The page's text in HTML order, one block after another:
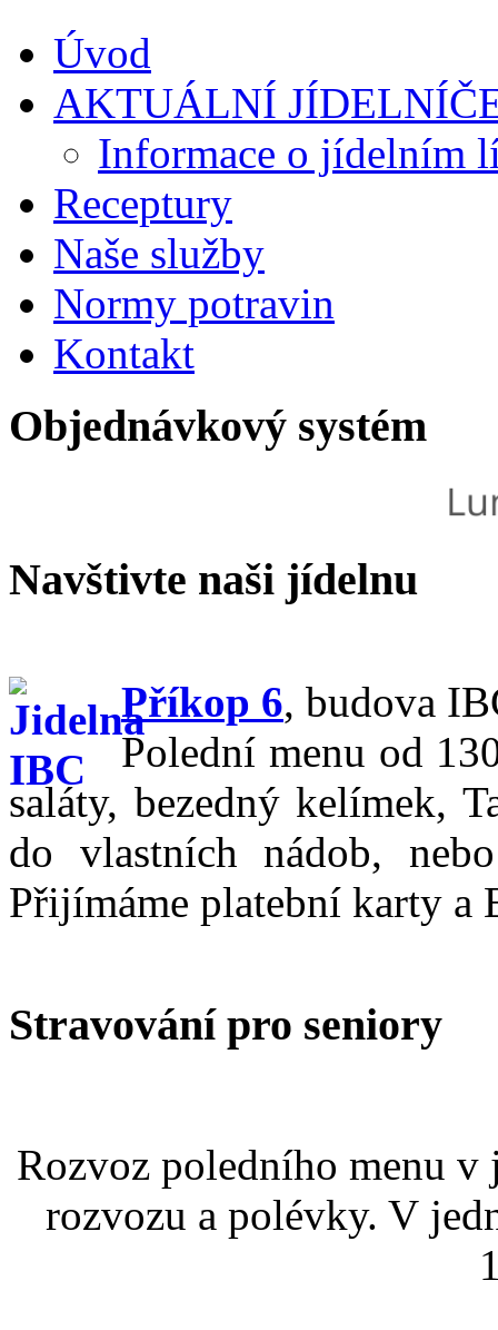
Úvod
AKTUÁLNÍ
Informace o jídelním
Receptury
Naše služby
Normy potravin
Kontakt
Objednávkový systém
Navštivte naši jídelnu
Příkop 6, budova
Polední menu od
saláty, bezedný kelímek,
do vlastních nádob,
Přijímáme platební karty a
Stravování pro seniory
Rozvoz poledního menu
rozvozu a polévky. V